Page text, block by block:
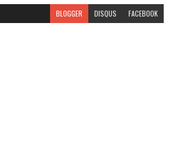
BLOGGER DISQUS FACEBOOK